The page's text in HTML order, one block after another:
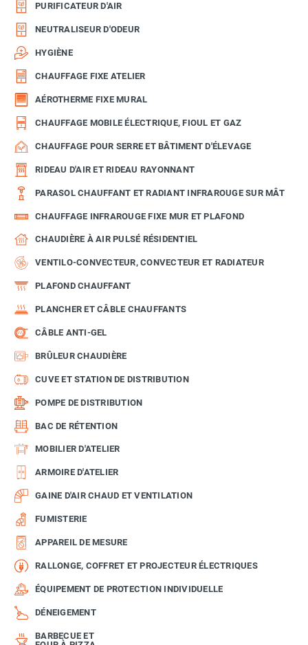
PURIFICATEUR D'AIR
NEUTRALISEUR D'ODEUR
HYGIÈNE
CHAUFFAGE FIXE ATELIER
AÉROTHERME FIXE MURAL
CHAUFFAGE MOBILE ÉLECTRIQUE, FIOUL ET GAZ
CHAUFFAGE POUR SERRE ET BÂTIMENT D'ÉLEVAGE
RIDEAU D'AIR ET RIDEAU RAYONNANT
PARASOL CHAUFFANT ET RADIANT INFRAROUGE SUR MÂT
CHAUFFAGE INFRAROUGE FIXE MUR ET PLAFOND
CHAUDIÈRE À AIR PULSÉ RÉSIDENTIEL
VENTILO-CONVECTEUR, CONVECTEUR ET RADIATEUR
PLAFOND CHAUFFANT
PLANCHER ET CÂBLE CHAUFFANTS
CÂBLE ANTI-GEL
BRÛLEUR CHAUDIÈRE
CUVE ET STATION DE DISTRIBUTION
POMPE DE DISTRIBUTION
BAC DE RÉTENTION
MOBILIER D'ATELIER
ARMOIRE D'ATELIER
GAINE D'AIR CHAUD ET VENTILATION
FUMISTERIE
APPAREIL DE MESURE
RALLONGE, COFFRET ET PROJECTEUR ÉLECTRIQUES
ÉQUIPEMENT DE PROTECTION INDIVIDUELLE
DÉNEIGEMENT
BARBECUE ET